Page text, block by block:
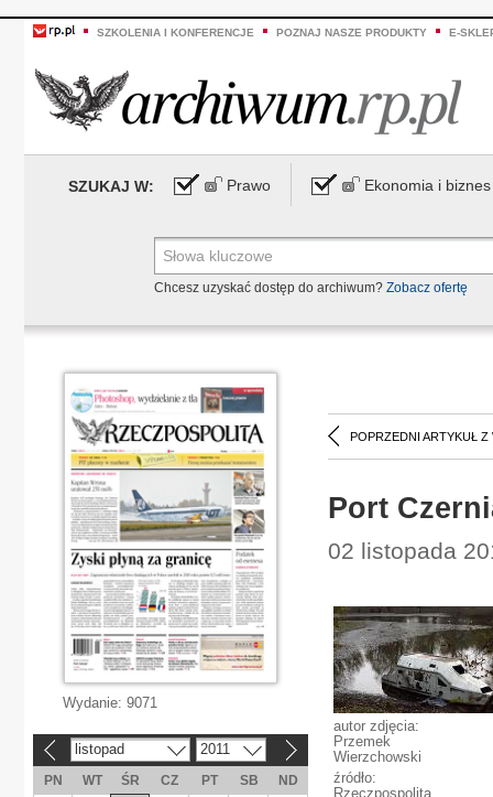
SZKOLENIA I KONFERENCJE POZNAJ NASZE PRODUKTY E-
SZUKAJ W: Prawo Ekonomia i biznes
Chcesz uzyskać dostęp do archiwum? Zobacz ofertę
POPRZEDNI ARTYKUŁ Z
Port
02 listopada
autor zdjęcia:
Przemek
Wierzchowski
źródło:
Rzeczpospolita
Wydanie: 9071
listopad 2011
PN WT ŚR CZ PT SB
ND